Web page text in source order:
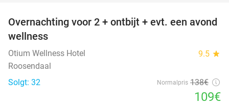
21%
Overnachting voor 2 + ontbijt + evt. een avond
wellness
Otium Wellness Hotel 9.5 star
Roosendaal
Solgt: 32
Normalpris 138€
109€